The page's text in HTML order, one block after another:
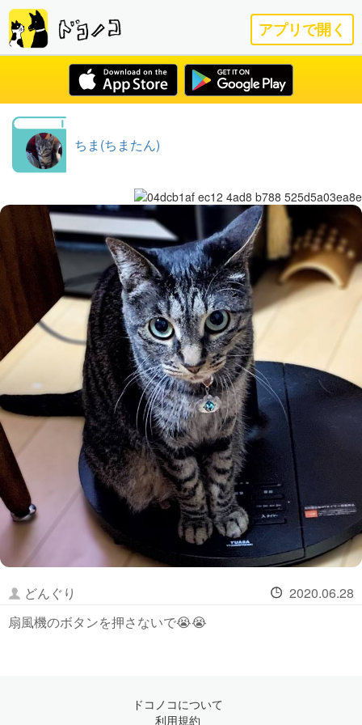
アプリで開く
ちま(ちまたん)
どんぐり
2020.06.28
扇風機のボタンを押さないで😭😭
ドコノコについて
利用規約